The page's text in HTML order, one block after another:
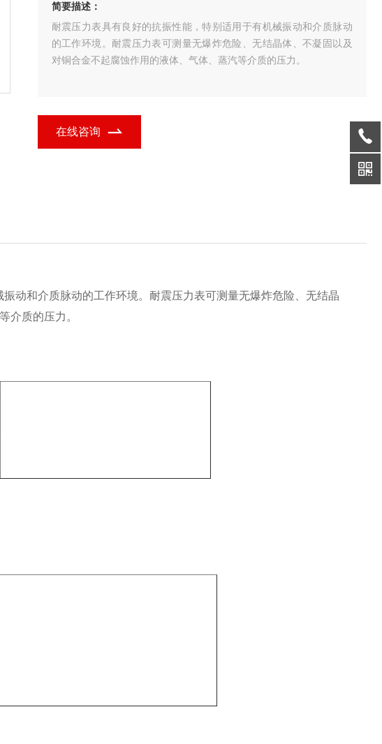
简要描述：
耐震压力表具有良好的抗振性能，特别适用于有机械振动和介质脉动
的工作环境。耐震压力表可测量无爆炸危险、无结晶体、不凝固以及
对铜合金不起腐蚀作用的液体、气体、蒸汽等介质的压力。
在线咨询
动和介质脉动的工作环境。耐震压力表可测量无爆炸危险、无结晶
介质的压力。